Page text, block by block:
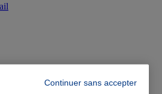
Continuer sans accepter